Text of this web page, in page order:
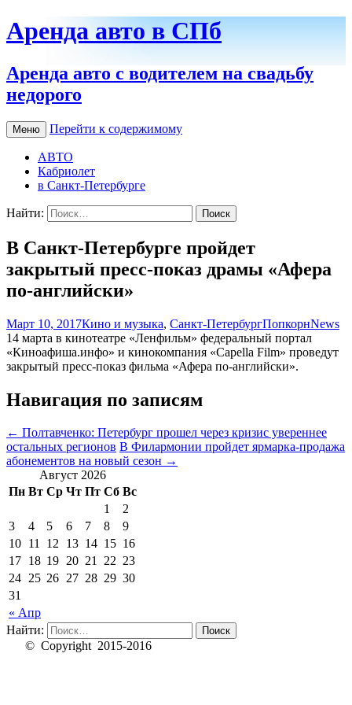
Аренда авто в СПб
Аренда авто с водителем на свадьбу
недорого
Меню Перейти к содержимому
АВТО
Кабриолет
в Санкт-Петербурге
Найти:
В Санкт-Петербурге пройдет
закрытый пресс-показ драмы «Афера
по-английски»
Март 10, 2017Кино и музыка, Санкт-ПетербургПопкорнNews
14 марта в кинотеатре «Ленфильм» федеральный портал
«Киноафиша.инфо» и кинокомпания «Capella Film» проведут
закрытый пресс-показ фильма «Афера по-английски».
Навигация по записям
← Полтавченко: Петербург прошел через кризис увереннее
остальных регионов В Филармонии пройдет ярмарка-продажа
абонементов на новый сезон →
Август 2026
Пн Вт Ср Чт Пт Сб Вс
« Апр
1
2
3
4 5 6 7 8
9
10 11 12 13 14 15 16
17 18 19 20 21 22 23
24 25 26 27 28 29 30
31
Найти:
© Copyright 2015-2016